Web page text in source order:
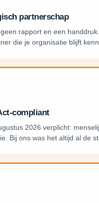
partnerschap
rapport en een
die je organisatie blijft
compliant
2026 verplicht:
Bij ons was het altijd al de